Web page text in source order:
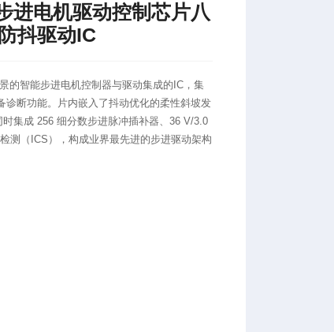
进电机驱动控制芯片八
抖驱动IC
的智能步进电机控制器与驱动集成的IC，集
诊断功能。片内嵌入了抖动优化的柔性斜坡发
集成 256 细分数步进脉冲插补器、36 V/3.0
测（ICS），构成业界最先进的步进驱动架构